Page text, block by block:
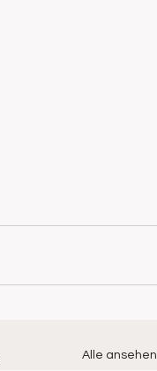
Alle ansehen